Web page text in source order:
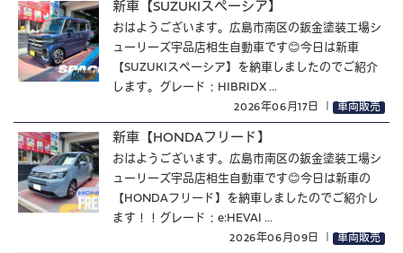
新車【SUZUKIスペーシア】
おはようございます。広島市南区の鈑金塗装工場シ
ューリーズ宇品店相生自動車です😊今日は新車
【SUZUKIスペーシア】を納車しましたのでご紹介
します。グレード：HIBRIDX ...
2026年06月17日 車両販売
新車【HONDAフリード】
おはようございます。広島市南区の鈑金塗装工場シ
ューリーズ宇品店相生自動車です😊今日は新車の
【HONDAフリード】を納車しましたのでご紹介し
ます！！グレード：e:HEVAI ...
2026年06月09日 車両販売